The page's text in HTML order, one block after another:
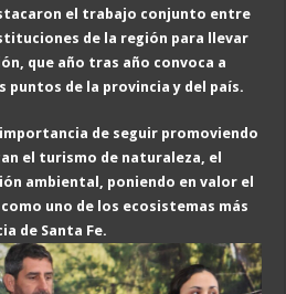
el trabajo conjunto entre
de la región para llevar
que año tras año convoca a
de la provincia y del país.
de seguir promoviendo
el turismo de naturaleza, el
ambiental, poniendo en valor el
uno de los ecosistemas más
de Santa Fe.